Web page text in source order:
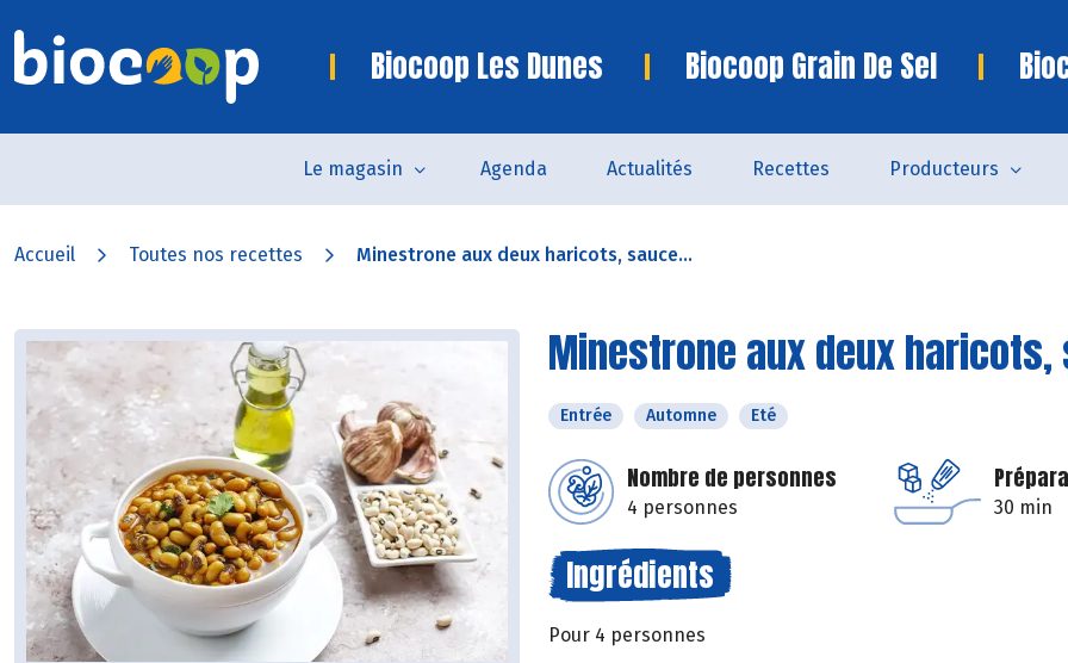
Biocoop Les Dunes Biocoop Grain De Sel
Le magasin Agenda Actualités Recettes Producteurs
Accueil Toutes nos recettes Minestrone aux deux haricots, sauce...
Minestrone aux deux
Entrée Automne Eté
Nombre de personnes
4 personnes 30 min
Ingrédients
Pour 4 personnes